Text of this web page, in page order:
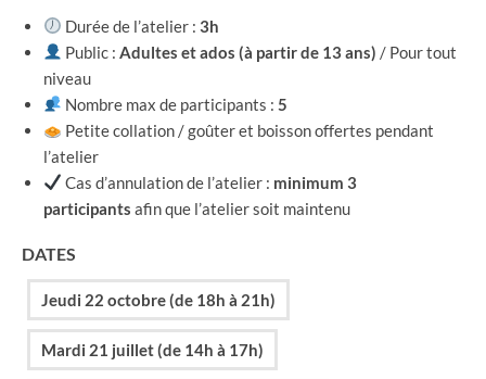
Durée de l’atelier :3h
Public :Adultes et ados (à partir de 13 ans) / Pour tout
niveau
Nombre max de participants :5
Petite collation / goûter et boisson offertes pendant
l’atelier
Cas d’annulation de l’atelier : minimum 3
participants afin que l’atelier soit maintenu
DATES
Jeudi 22 octobre (de 18h à 21h)
Mardi 21 juillet (de 14h à 17h)